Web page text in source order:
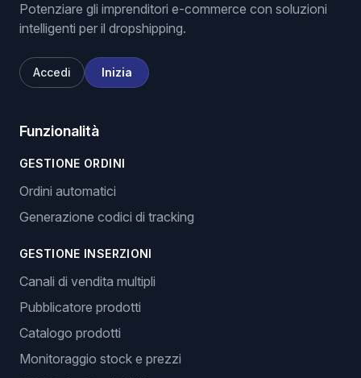
Potenziare gli imprenditori e-commerce con soluzioni
intelligenti per il dropshipping.
Accedi Inizia
Funzionalità
GESTIONE ORDINI
Ordini automatici
Generazione codici di tracking
GESTIONE INSERZIONI
Canali di vendita multipli
Pubblicatore prodotti
Catalogo prodotti
Monitoraggio stock e prezzi